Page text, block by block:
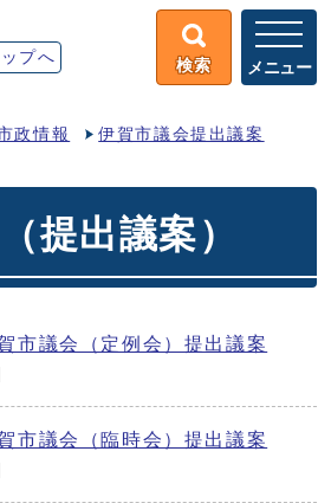
ップへ 検索 メニュー
政情報 伊賀市議会提出議案
提出議案）
市議会（定例会）提出議案
市議会（臨時会）提出議案